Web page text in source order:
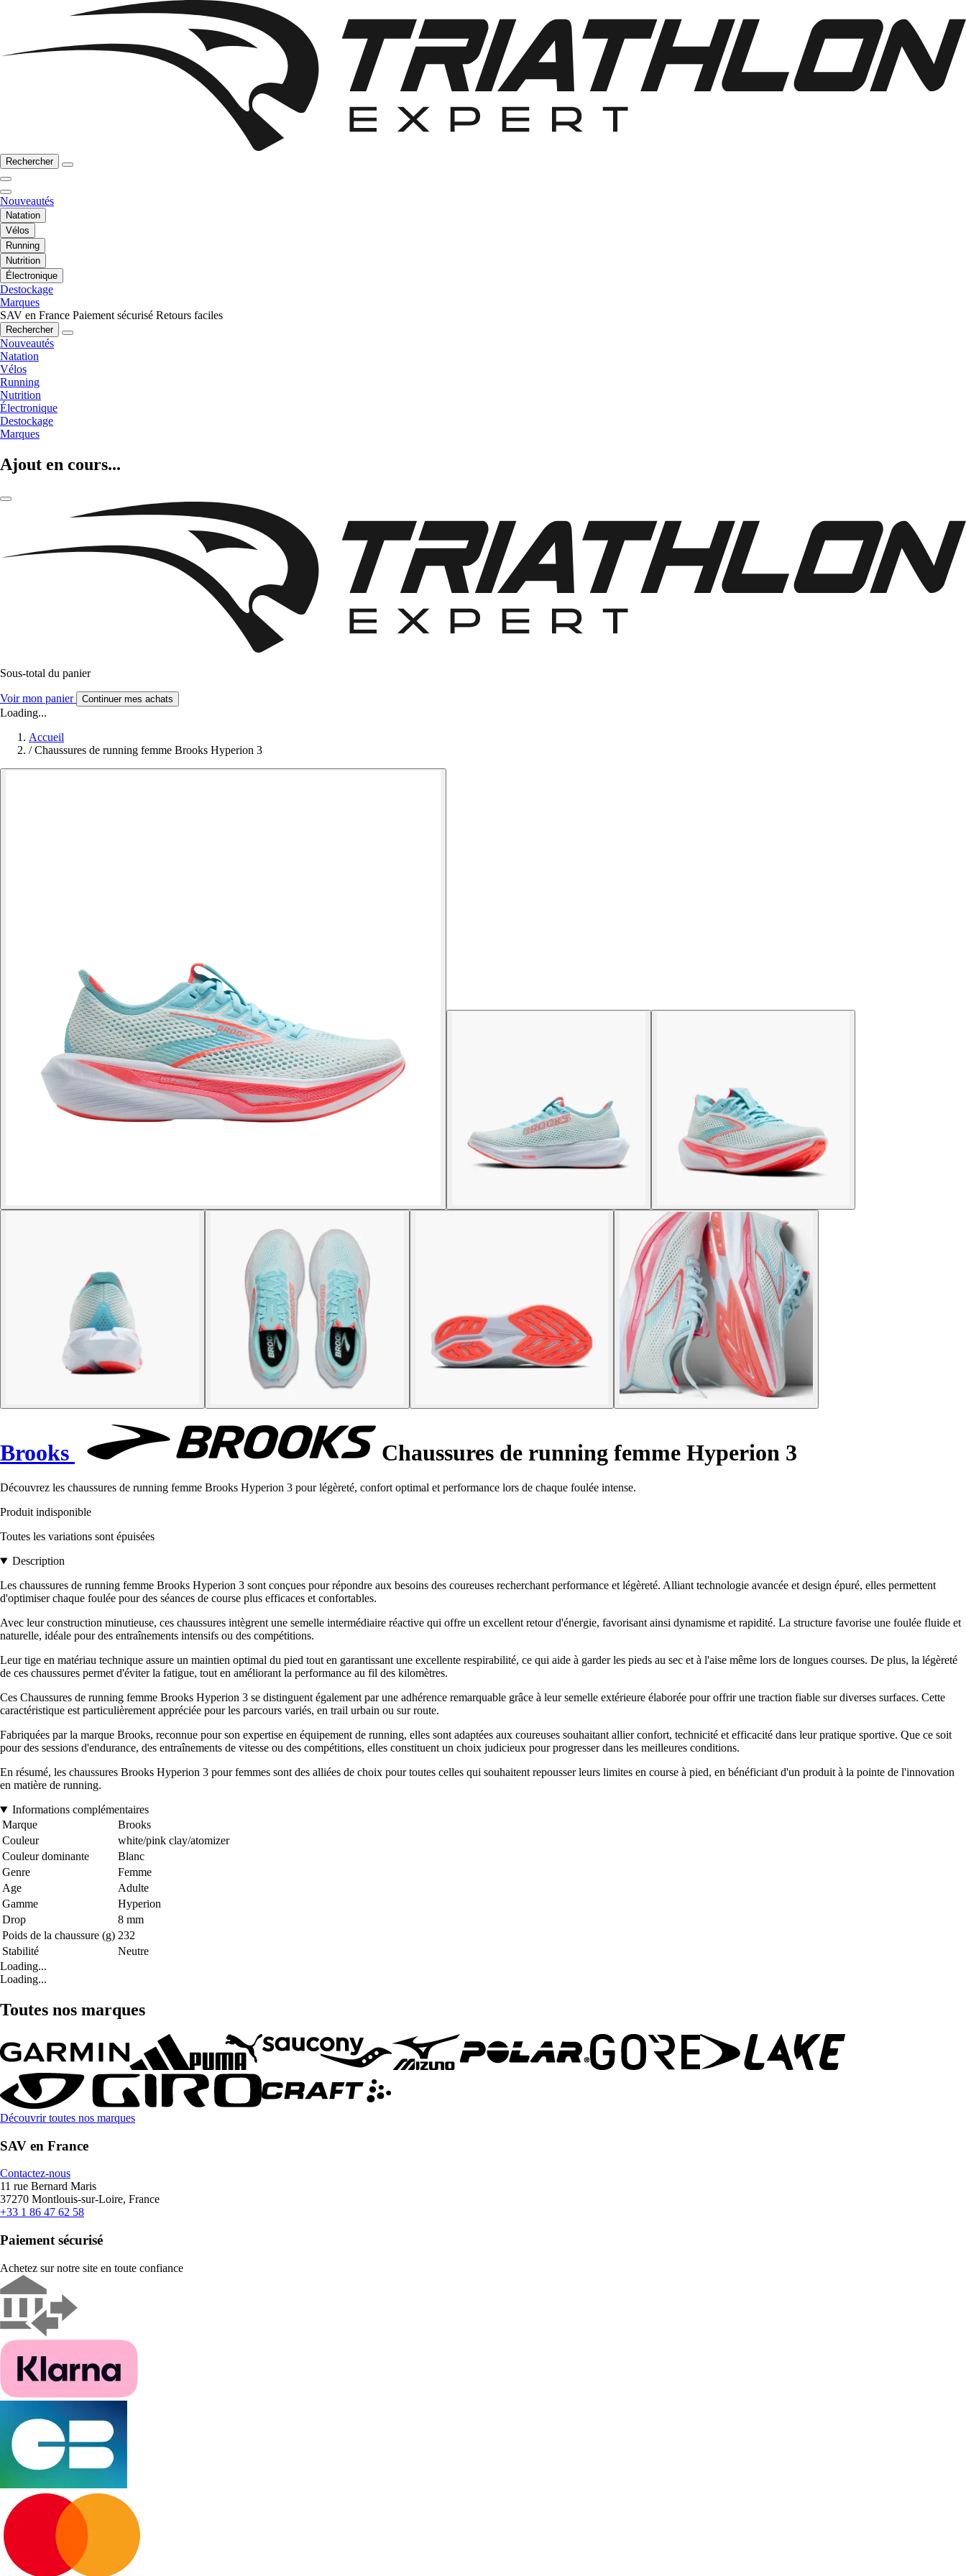
Rechercher
Nouveautés
Natation
Vélos
Running
Nutrition
Électronique
Destockage
Marques
SAV en France Paiement sécurisé Retours faciles
Rechercher
Nouveautés
Natation
Vélos
Running
Nutrition
Électronique
Destockage
Marques
Ajout en cours...
Sous-total du panier
Voir mon panier Continuer mes achats
Loading...
Accueil
/ Chaussures de running femme Brooks Hyperion 3
Brooks Chaussures de running femme Hyperion 3
Découvrez les chaussures de running femme Brooks Hyperion 3 pour légèreté, confort optimal et performance lors de chaque foulée intense.
Produit indisponible
Toutes les variations sont épuisées
Description
Les chaussures de running femme Brooks Hyperion 3 sont conçues pour répondre aux besoins des coureuses recherchant performance et légèreté. Alliant technologie avancée et design épuré, elles permettent
d'optimiser chaque foulée pour des séances de course plus efficaces et confortables.
Avec leur construction minutieuse, ces chaussures intègrent une semelle intermédiaire réactive qui offre un excellent retour d'énergie, favorisant ainsi dynamisme et rapidité. La structure favorise une foulée fluide et
naturelle, idéale pour des entraînements intensifs ou des compétitions.
Leur tige en matériau technique assure un maintien optimal du pied tout en garantissant une excellente respirabilité, ce qui aide à garder les pieds au sec et à l'aise même lors de longues courses. De plus, la légèreté
de ces chaussures permet d'éviter la fatigue, tout en améliorant la performance au fil des kilomètres.
Ces Chaussures de running femme Brooks Hyperion 3 se distinguent également par une adhérence remarquable grâce à leur semelle extérieure élaborée pour offrir une traction fiable sur diverses surfaces. Cette
caractéristique est particulièrement appréciée pour les parcours variés, en trail urbain ou sur route.
Fabriquées par la marque Brooks, reconnue pour son expertise en équipement de running, elles sont adaptées aux coureuses souhaitant allier confort, technicité et efficacité dans leur pratique sportive. Que ce soit
pour des sessions d'endurance, des entraînements de vitesse ou des compétitions, elles constituent un choix judicieux pour progresser dans les meilleures conditions.
En résumé, les chaussures Brooks Hyperion 3 pour femmes sont des alliées de choix pour toutes celles qui souhaitent repousser leurs limites en course à pied, en bénéficiant d'un produit à la pointe de l'innovation
en matière de running.
Informations complémentaires
Marque
Brooks
Couleur
white/pink clay/atomizer
Couleur dominante
Blanc
Genre
Femme
Age
Adulte
Gamme
Hyperion
Drop
8 mm
Poids de la chaussure (g) 232
Stabilité
Neutre
Loading...
Loading...
Toutes nos marques
Découvrir toutes nos marques
SAV en France
Contactez-nous
11 rue Bernard Maris
37270 Montlouis-sur-Loire, France
+33 1 86 47 62 58
Paiement sécurisé
Achetez sur notre site en toute confiance